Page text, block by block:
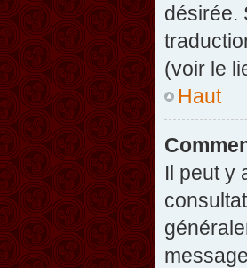
désirée.
(voir le
Haut
Il peut y